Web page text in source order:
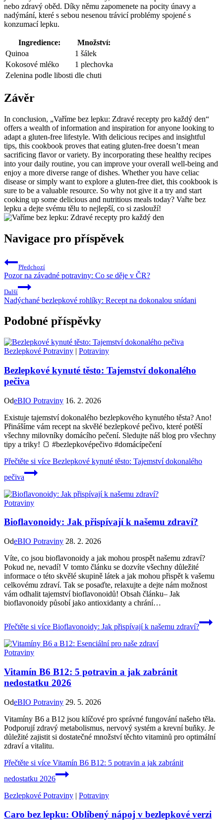
nebo ‌zdravý oběd. ​Díky němu ⁤zapomenete na pocity únavy ​a
nadýmání, které s sebou nesenou trávicí problémy spojené s
konzumací lepku.
Ingredience:
Množství:
Quinoa
1 šálek
Kokosové mléko
1 plechovka
Zelenina​ podle libosti dle chuti
Závěr
In conclusion, „Vaříme bez lepku: Zdravé recepty pro každý den“
⁣offers a wealth of information and inspiration ⁢for anyone looking to
adapt a gluten-free lifestyle. With delicious ‍recipes ​and insightful
tips, this cookbook proves that eating gluten-free doesn’t mean
sacrificing flavor or variety. By⁢ incorporating these healthy recipes
into your daily routine, you can improve⁣ your overall well-being and
enjoy a more diverse ⁢range of⁤ dishes. Whether ⁣you have celiac
disease or simply want to explore a ‌gluten-free diet, this‌ cookbook is
sure to be‌ a valuable​ resource. So why not give it a try and start
cooking up some delicious and ​nutritious meals today? Vařte‍ bez
lepku a dejte svému tělu​ to nejlepší, co si ⁣zaslouží!
Navigace pro příspěvek
Předchozí
Pozor na závadné potraviny: Co se děje v ČR?
Další
Nadýchané bezlepkové rohlíky: Recept na dokonalou snídani
Podobné příspěvky
Bezlepkové Potraviny | Potraviny
Bezlepkové kynuté těsto: Tajemství dokonalého
pečiva
OdeBIO Potraviny 16. 2. 2026
Existuje tajemství dokonalého bezlepkového kynutého těsta? Ano!
Přinášíme vám recept na skvělé bezlepkové pečivo, které potěší
všechny milovníky domácího pečení. Sledujte náš blog pro všechny
tipy a triky! 🍞 #bezlepkovépečivo #domácípečení
Přečtěte si více Bezlepkové kynuté těsto: Tajemství dokonalého
pečiva
Potraviny
Bioflavonoidy: Jak přispívají k našemu zdraví?
OdeBIO Potraviny 28. 2. 2026
Víte, co jsou bioflavonoidy a jak mohou prospět našemu zdraví?
Pokud ne, nevadí! V tomto článku se dozvíte všechny důležité
informace o této skvělé skupině látek a jak mohou přispět k vašemu
celkovému zdraví. Tak se posaďte, relaxujte a dejte nám možnost
vám odhalit tajemství bioflavonoidů! Obsah článku– Jak
bioflavonoidy působí jako antioxidanty a chrání…
Přečtěte si více Bioflavonoidy: Jak přispívají k našemu zdraví?
Potraviny
Vitamín B6 B12: 5 potravin a jak zabránit
nedostatku 2026
OdeBIO Potraviny 29. 5. 2026
Vitamíny B6 a B12 jsou klíčové pro správné fungování našeho těla.
Podporují zdravý metabolismus, nervový systém a krevní buňky. Je
důležité zajistit si dostatečné množství těchto vitaminů pro optimální
zdraví a vitalitu.
Přečtěte si více Vitamín B6 B12: 5 potravin a jak zabránit
nedostatku 2026
Bezlepkové Potraviny | Potraviny
Caro bez lepku: Oblíbený nápoj v bezlepkové verzi